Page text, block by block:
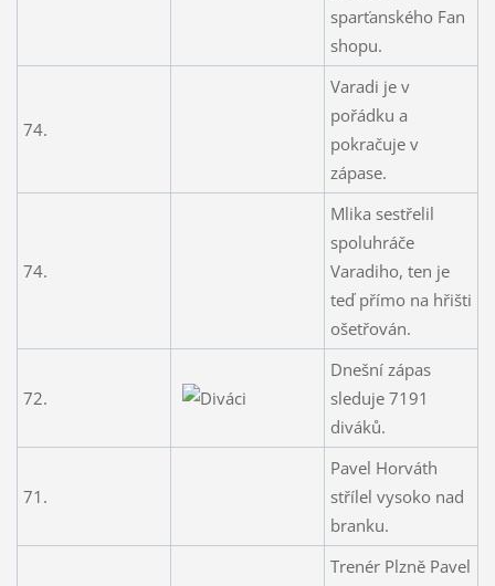
sparťanského Fan
shopu.
74.
Varadi je v
pořádku a
pokračuje v
zápase.
74.
Mlika sestřelil
spoluhráče
Varadiho, ten je
teď přímo na hřišti
ošetřován.
72.
Dnešní zápas
sleduje 7191
diváků.
71.
Pavel Horváth
střílel vysoko nad
branku.
Trenér Plzně Pavel